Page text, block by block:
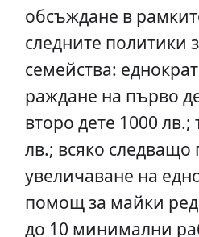
обсъждане в
следните политики
семейства:
раждане на първо
второ дете 1000 лв.;
лв.; всяко следващо
увеличаване на
помощ за майки
до 10 минимални